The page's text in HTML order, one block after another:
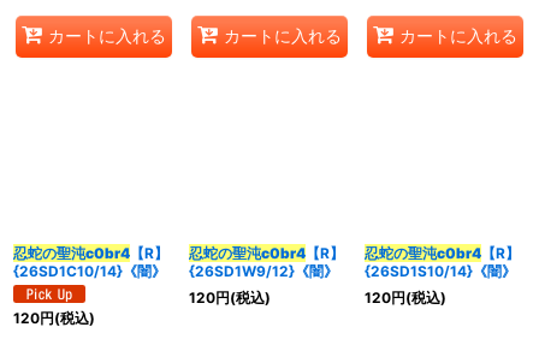
特集:
カートに入れる カートに入れる カートに入れる
忍蛇の聖沌c0br4 【R】
{26SD1C10/14}《闇》
120円(税込)
忍蛇の聖沌c0br4【R】
{26SD1W9/12}《闇》
120円(税込)
忍蛇の聖沌c0br4【R】
{26SD1S10/14}《闇》
120円(税込)